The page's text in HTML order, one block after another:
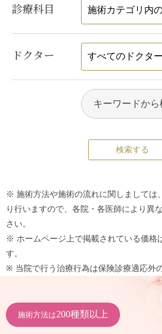
診療科目
ドクター
※ 施術方法や施術の流れに関しましては
り行いますので、各院・各医師により異
さい。
※ ホームページ上で掲載されている価格
す。
※ 当院で行う治療行為は保険診療適応外
施術方法は200種類以上